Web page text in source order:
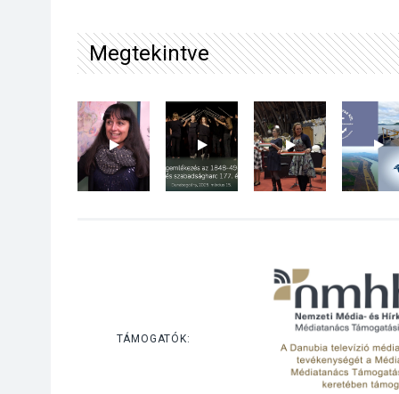
Megtekintve
TÁMOGATÓK: